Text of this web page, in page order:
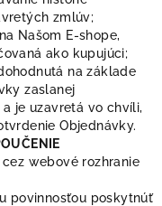
zmlúv;
Našom E-shope,
ako kupujúci;
na základe
zaslanej
je uzavretá vo chvíli,
Objednávky.
webové rozhranie
povinnosťou poskytnúť